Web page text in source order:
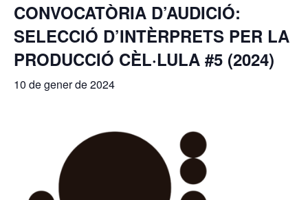
CONVOCATÒRIA D’AUDICIÓ:
SELECCIÓ D’INTÈRPRETS PER LA
PRODUCCIÓ CÈL·LULA #5 (2024)
10 de gener de 2024